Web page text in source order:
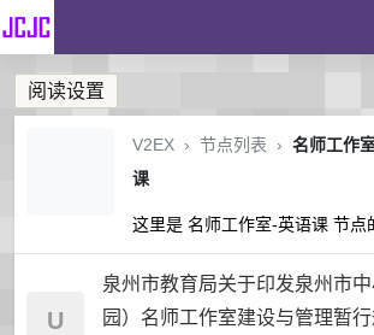
阅读设置
V2EX › 节点列表 › 名师工作
课
这里是 名师工作室-英语课 节点
U
泉州市教育局关于印发泉州市
园）名师工作室建设与管理暂